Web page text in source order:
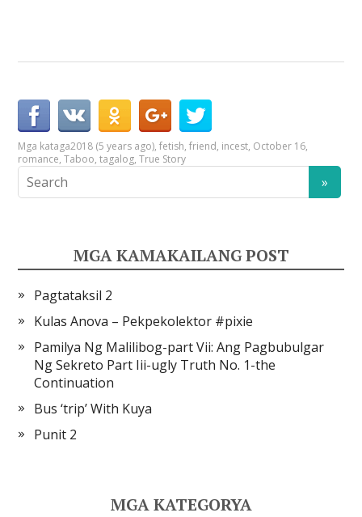
Mga kataga2018 (5 years ago),fetish,friend, incest, October 16,
romance,Taboo,tagalog,True Story
MGA KAMAKAILANG POST
Pagtataksil 2
Kulas Anova – Pekpekolektor #pixie
Pamilya Ng Malilibog-part Vii: Ang Pagbubulgar
Ng Sekreto Part Iii-ugly Truth No. 1-the
Continuation
Bus ‘trip’ With Kuya
Punit 2
MGA KATEGORYA